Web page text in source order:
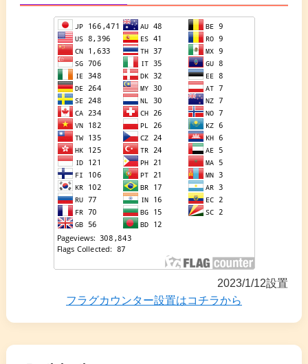
2023/1/12設置
フラグカウンター設置はコチラから